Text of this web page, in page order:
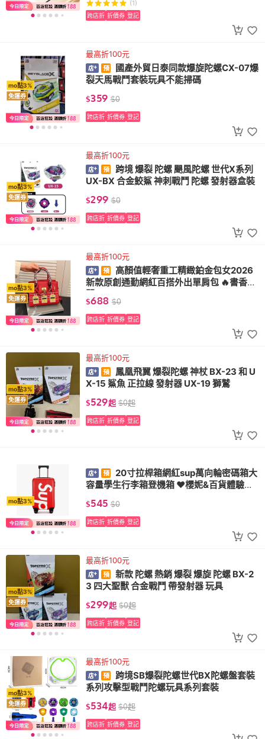
(1)
跨店折 折價券 登記
mo點3%
免運券
最高折100元
國產外貿日泰同款爆旋陀螺CX-07爆
裂天馬戰鬥套裝玩具不能掃碼
$359 $0
跨店折 折價券 登記
mo點3%
免運券
最高折100元
跨境 爆裂 陀螺 颶風陀螺 世代X系列
UX-BX 合金鮫鯊 神刺戰鬥 陀螺 發射器盒裝
$299 $0
跨店折 折價券 登記
mo點3%
免運券
最高折100元
高顏值輕奢重工精緻鉑金包女2026
新款原創通勤網紅百搭外出單肩包 🔥書香雅
閣🔥
$688 $0
跨店折 折價券 登記
mo點3%
免運券
最高折100元
鳳凰飛翼 爆裂陀螺 神杖 BX-23 和 U
X-15 鯊魚 正拉線 發射器 UX-19 獅鷲
$529起 $0起
跨店折 折價券 登記
mo點3%
20寸拉桿箱網紅sup萬向輪密碼箱大
容量學生行李箱登機箱 ❤櫻妮&百貨體驗館
$545 $0
跨店折 折價券 登記
mo點3%
免運券
最高折100元
新款 陀螺 熱銷 爆裂 爆旋 陀螺 BX-2
3 四大聖獸 合金戰鬥 帶發射器 玩具
$299起 $0起
跨店折 折價券 登記
mo點3%
免運券
最高折100元
跨境SB爆裂陀螺世代BX陀螺盤套裝
系列攻擊型戰鬥陀螺玩具系列套裝
$534起 $0起
跨店折 折價券 登記